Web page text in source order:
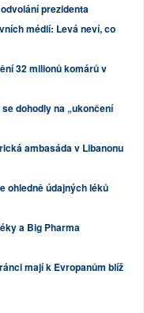
prezidenta
médií: Levá neví, co
32 milionů komárů v
dohodly na „ukončení
ambasáda v Libanonu
ohledně údajných léků
a Big Pharma
mají k Evropanům blíž